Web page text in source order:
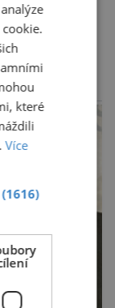
v
společnost.
kteří pomocí
které
Více
(1616)